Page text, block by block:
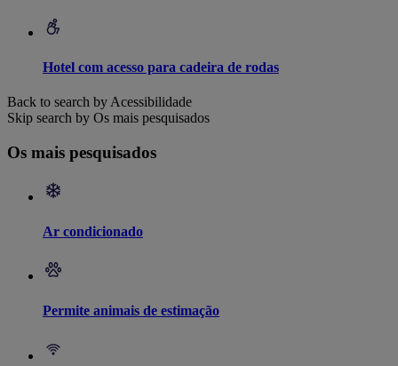
Hotel com acesso para cadeira de rodas
Back to search by Acessibilidade
Skip search by Os mais pesquisados
Os mais pesquisados
Ar condicionado
Permite animais de estimação